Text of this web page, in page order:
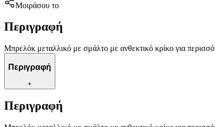
Μοιράσου το
Περιγραφή
Μπρελόκ μεταλλικό με σμάλτο με ανθεκτικό κρίκο για
Περιγραφή
+
Περιγραφή